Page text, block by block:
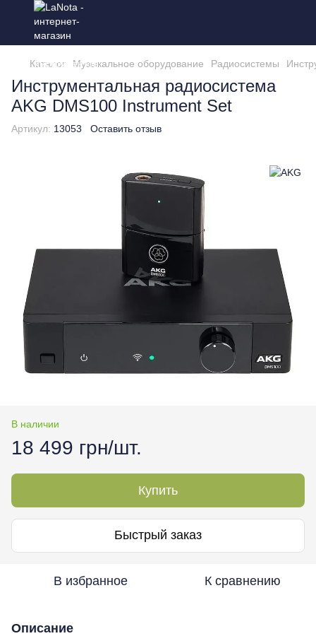
Каталог Музыкальное оборудование Радиосистемы
Инструментальная радиосистема
AKG DMS100 Instrument Set
Артикул: 13053 Оставить отзыв
В наличии
18 499 грн/шт.
Купить
Быстрый заказ
В избранное К сравнению
Описание